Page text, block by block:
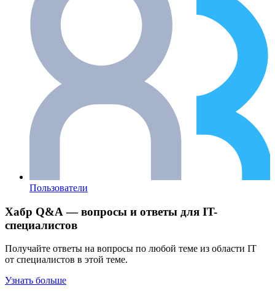
Пользователи
Хабр Q&A — вопросы и ответы для IT-
специалистов
Получайте ответы на вопросы по любой теме из области IT
от специалистов в этой теме.
Узнать больше